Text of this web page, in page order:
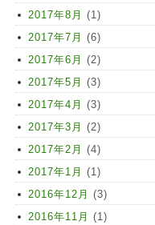
2017年8月 (1)
2017年7月 (6)
2017年6月 (2)
2017年5月 (3)
2017年4月 (3)
2017年3月 (2)
2017年2月 (4)
2017年1月 (1)
2016年12月 (3)
2016年11月 (1)